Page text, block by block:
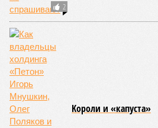
2
Kороли и «капуста»